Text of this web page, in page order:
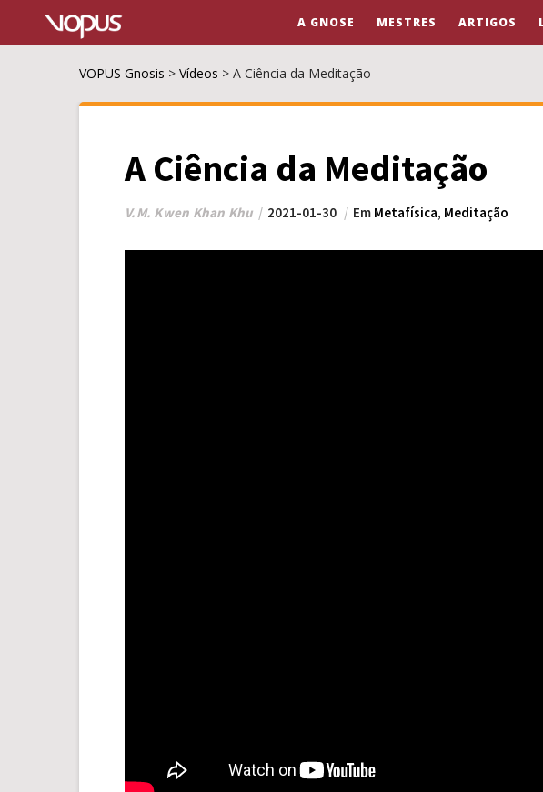
A GNOSE MESTRES ARTIGOS
VOPUS Gnosis > Vídeos > A Ciência da Meditação
A Ciência da Meditação
V.M. Kwen Khan Khu 2021-01-30 Em Metafísica, Meditação